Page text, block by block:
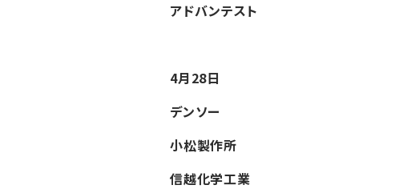
アドバンテスト
4月28日
デンソー
小松製作所
信越化学工業